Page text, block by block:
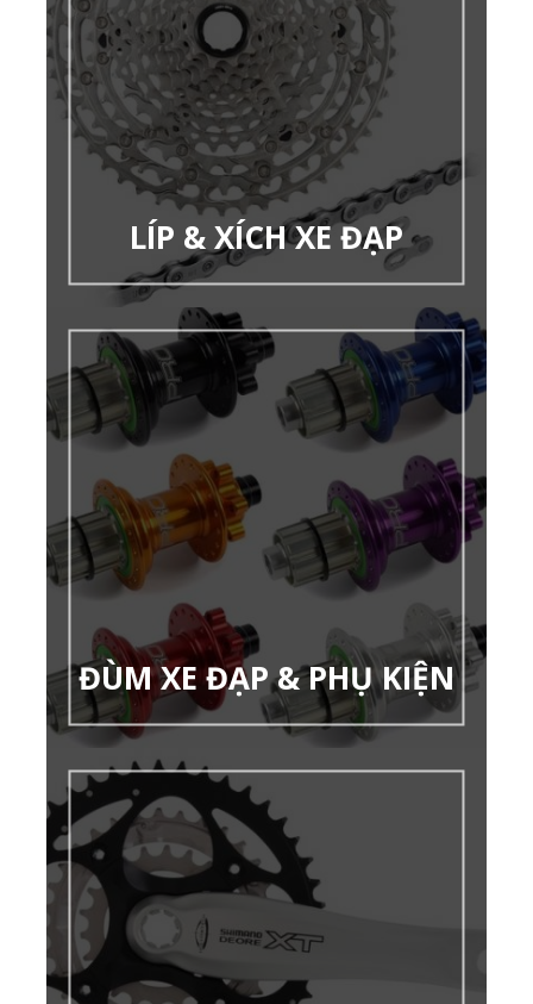
LÍP & XÍCH XE ĐẠP
ĐÙM XE ĐẠP & PHỤ KIỆN